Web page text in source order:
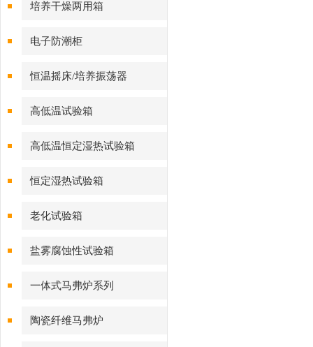
培养干燥两用箱
电子防潮柜
恒温摇床/培养振荡器
高低温试验箱
高低温恒定湿热试验箱
恒定湿热试验箱
老化试验箱
盐雾腐蚀性试验箱
一体式马弗炉系列
陶瓷纤维马弗炉